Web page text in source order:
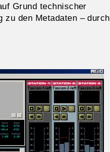
Grund technischer
zu den Metadaten – durch